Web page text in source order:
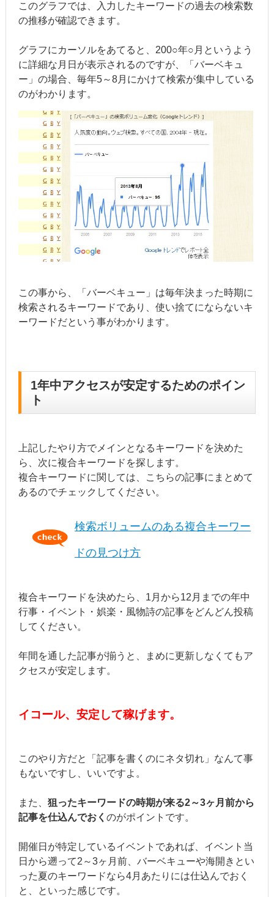
このグラフでは、入力したキーワードの過去の検索数
の推移が確認できます。
グラフにカーソルをあてると、200○年○月というよう
に詳細な月日が表示されるのですが、「バーベキュ
ー」の場合、毎年5～8月にかけて検索が集中している
のがわかります。
この事から、「バーベキュー」は毎年決まった時期に
検索されるキーワードであり、使い捨てにならないキ
ーワードだという事がわかります。
1年中アクセスが安定するためのポイン
ト
上記したやり方でメインとなるキーワードを決めた
ら、次に複合キーワードを探します。
複合キーワードに関しては、こちらの記事にまとめて
あるのでチェックしてください。
検索ボリュームのある複合キーワー
ドの見つけ方
複合キーワードを決めたら、1月から12月までの年中
行事・イベント・娯楽・風物詩の記事をどんどん投稿
してください。
年間を通した記事が揃うと、まめに更新しなくてもア
クセスが安定します。
イコール、安定して稼げます。
このやり方だと「記事を書くのにネタ切れ」なんて事
もないですし、いいですよ。
また、 狙ったキーワードの時期が来る2～3ヶ月前から
記事を仕込んでおく のがポイントです。
開催日が特定しているイベントであれば、イベント当
日から遡って2～3ヶ月前、バーベキューや海開きとい
った夏のキーワードなら4月あたりには仕込んでおく
と、といった感じです。